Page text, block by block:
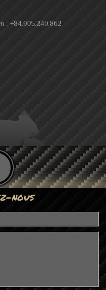
: +84.905.240.862
nous